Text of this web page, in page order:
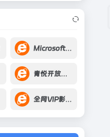
Microsoft CMT
青悦开放环境数据
全网VIP影视无广告解析